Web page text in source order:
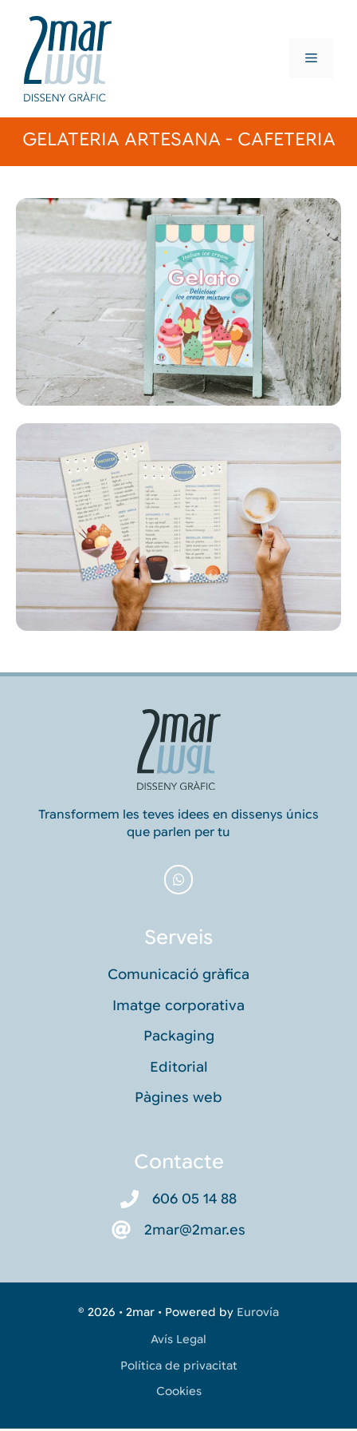
contingut
Menú
GELATERIA ARTESANA - CAFETERIA
Transformem les teves idees en dissenys únics
que parlen per tu
Serveis
Comunicació gràfica
Imatge corporativa
Packaging
Editorial
Pàgines web
Contacte
606 05 14 88
2mar@2mar.es
© 2026 • 2mar • Powered by Eurovía
Avís Legal
Política de privacitat
Cookies